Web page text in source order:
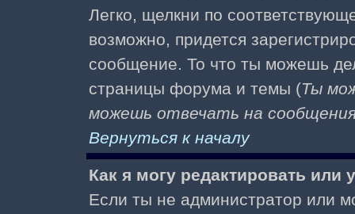
Легко, щелкни по
возможно, придется
сообщение. То что ты можешь
страницы форума и темы (Ты
можешь отвечать на
Вернуться к началу
Как я могу редактировать или
Если ты не администратор или